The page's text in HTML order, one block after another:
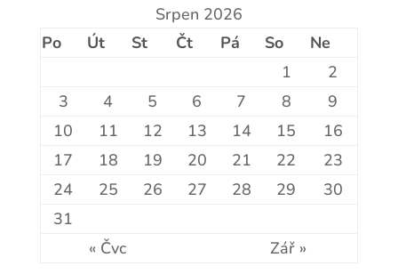
Srpen 2026
Po
Út St Čt Pá So
Ne
1
2
3
4 5 6 7 8
9
10
11 12 13 14 15
16
17
18 19 20 21 22
23
24
25 26 27 28 29
30
31
« Čvc
Zář »